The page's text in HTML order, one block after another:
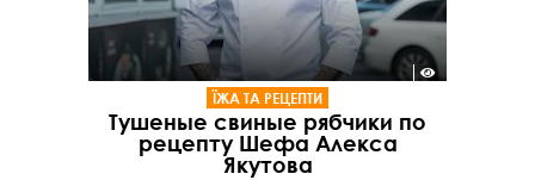
ЇЖА ТА РЕЦЕПТИ
Тушеные свиные рябчики по
рецепту Шефа Алекса
Якутова